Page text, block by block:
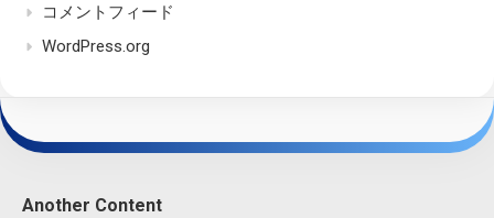
コメントフィード
WordPress.org
Another Content